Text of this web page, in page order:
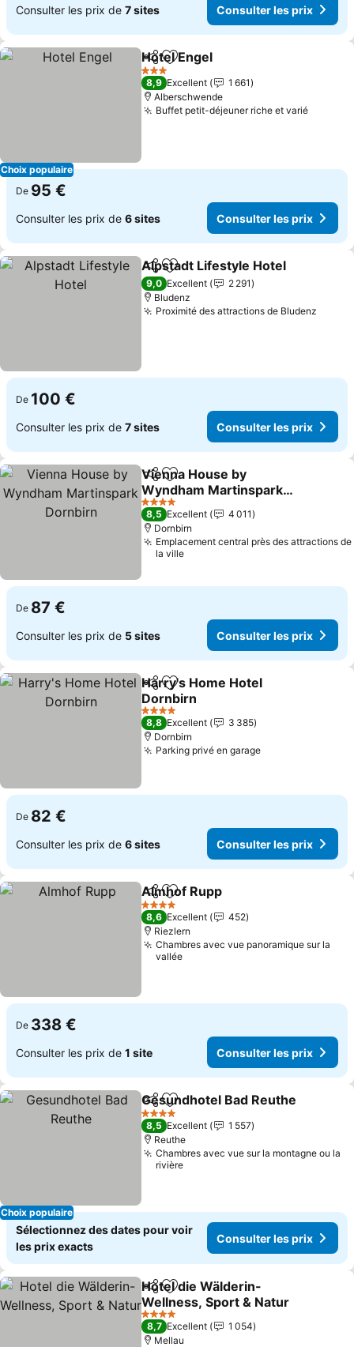
Consulter les prix de 7 sites Consulter les prix
Choix populaire
PartagerAjouter à mes favoris
Hotel Engel
3 Étoiles
8,9 Excellent
1 661
Alberschwende
Buffet petit-déjeuner riche et varié
De 95 €
Consulter les prix de 6 sites Consulter les prix
PartagerAjouter à mes favoris
Alpstadt Lifestyle Hotel
9,0 Excellent
2 291
Bludenz
Proximité des attractions de Bludenz
De 100 €
Consulter les prix de 7 sites Consulter les prix
PartagerAjouter à mes favoris
Vienna House by
Wyndham Martinspark
Dornbirn
4 Étoiles
8,5 Excellent
4 011
Dornbirn
Emplacement central près des attractions de
la ville
De 87 €
Consulter les prix de 5 sites Consulter les prix
PartagerAjouter à mes favoris
Harry's Home Hotel
Dornbirn
4 Étoiles
8,8 Excellent
3 385
Dornbirn
Parking privé en garage
De 82 €
Consulter les prix de 6 sites Consulter les prix
PartagerAjouter à mes favoris
Almhof Rupp
4 Étoiles
8,6 Excellent
452
Riezlern
Chambres avec vue panoramique sur la
vallée
De 338 €
Consulter les prix de 1 site Consulter les prix
Choix populaire
PartagerAjouter à mes favoris
Gesundhotel Bad Reuthe
4 Étoiles
8,5 Excellent
1 557
Reuthe
Chambres avec vue sur la montagne ou la
rivière
Sélectionnez des dates pour voir
les prix exacts
Consulter les prix
PartagerAjouter à mes favoris
Hotel die Wälderin-
Wellness, Sport & Natur
4 Étoiles
8,7 Excellent
1 054
Mellau